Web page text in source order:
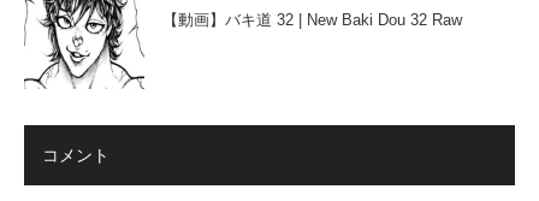
【動画】バキ道 32 | New Baki Dou 32 Raw
コメント